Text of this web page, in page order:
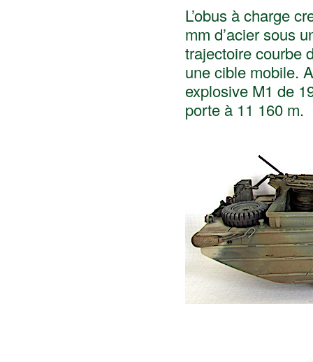
L’obus à charge
mm d’acier sous
trajectoire courbe
une cible mobile.
explosive M1 de
porte à 11 160 m.